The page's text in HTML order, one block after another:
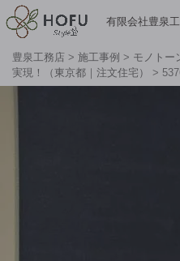
有限会社豊泉
豊泉工務店 > 施工事例 > モノトー
実現！（東京都｜注文住宅）
>